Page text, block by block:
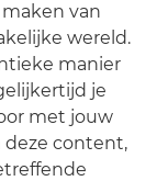
van
wereld.
manier
je
met jouw
deze content,